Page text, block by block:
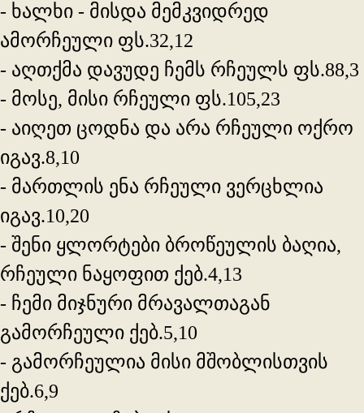
- ხალხი - მისდა მემკვიდრედ
ამორჩეული ფს.32,12
- აღთქმა დავუდე ჩემს რჩეულს ფს.88,3
- მოსე, მისი რჩეული ფს.105,23
- აიღეთ ცოდნა და არა რჩეული ოქრო
იგავ.8,10
- მართლის ენა რჩეული ვერცხლია
იგავ.10,20
- შენი ყლორტები ბროწეულის ბაღია,
რჩეული ნაყოფით ქებ.4,13
- ჩემი მიჯნური მრავალთაგან
გამორჩეული ქებ.5,10
- გამორჩეულია მისი მშობლისთვის
ქებ.6,9